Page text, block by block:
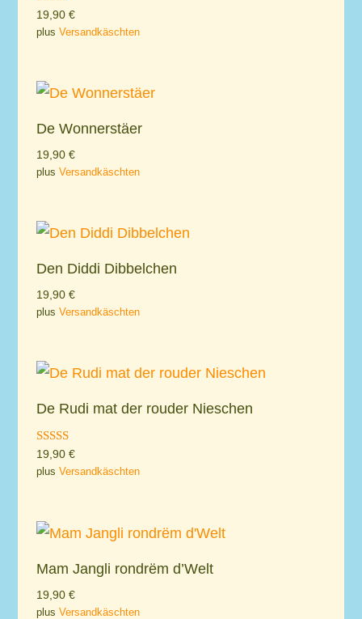
Rated
5.00
out of 5
19,90 €
plus Versandkäschten
De Wonnerstäer
19,90 €
plus Versandkäschten
Den Diddi Dibbelchen
19,90 €
plus Versandkäschten
De Rudi mat der rouder Nieschen
Rated
5.00
out of 5
19,90 €
plus Versandkäschten
Mam Jangli rondrëm d’Welt
19,90 €
plus Versandkäschten